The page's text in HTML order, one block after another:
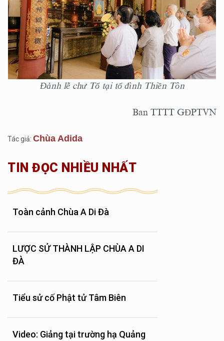
Đảnh lễ chư Tổ tại tổ đình Thiền Tôn
Ban TTTT GĐPTVN
Tác giả: Chùa Adida
TIN ĐỌC NHIỀU NHẤT
Toàn cảnh Chùa A Di Đà
LƯỢC SỬ THÀNH LẬP CHÙA A DI
ĐÀ
Tiểu sử cố Phật tử Tâm Biên
Video: Giảng tại trường hạ Quảng